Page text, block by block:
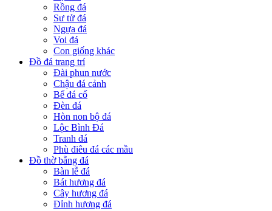
Rồng đá
Sư tử đá
Ngựa đá
Voi đá
Con giống khác
Đồ đá trang trí
Đài phun nước
Chậu đá cảnh
Bể đá cổ
Đèn đá
Hòn non bộ đá
Lộc Bình Đá
Tranh đá
Phù điêu đá các mầu
Đồ thờ bằng đá
Bàn lễ đá
Bát hương đá
Cây hương đá
Đỉnh hương đá